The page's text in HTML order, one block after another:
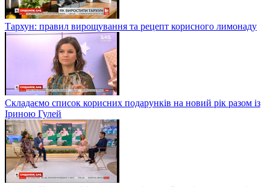
Тархун: правил вирощування та рецепт корисного лимонаду
Складаємо список корисних подарунків на новий рік разом із
Іриною Гулей